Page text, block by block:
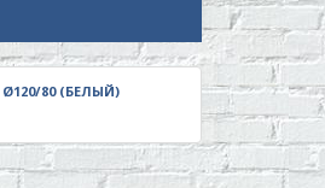
80 (БЕЛЫЙ)